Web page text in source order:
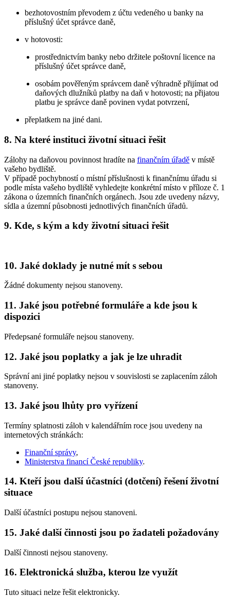
bezhotovostním převodem z účtu vedeného u banky na
příslušný účet správce daně,
v hotovosti:
prostřednictvím banky nebo držitele poštovní licence na
příslušný účet správce daně,
osobám pověřeným správcem daně výhradně přijímat od
daňových dlužníků platby na daň v hotovosti; na přijatou
platbu je správce daně povinen vydat potvrzení,
přeplatkem na jiné dani.
8. Na které instituci životní situaci řešit
Zálohy na daňovou povinnost hradíte na finančním úřadě v místě
vašeho bydliště.
V případě pochybností o místní příslušnosti k finančnímu úřadu si
podle místa vašeho bydliště vyhledejte konkrétní místo v příloze č. 1
zákona o územních finančních orgánech. Jsou zde uvedeny názvy,
sídla a územní působnosti jednotlivých finančních úřadů.
9. Kde, s kým a kdy životní situaci řešit
10. Jaké doklady je nutné mít s sebou
Žádné dokumenty nejsou stanoveny.
11. Jaké jsou potřebné formuláře a kde jsou k
dispozici
Předepsané formuláře nejsou stanoveny.
12. Jaké jsou poplatky a jak je lze uhradit
Správní ani jiné poplatky nejsou v souvislosti se zaplacením záloh
stanoveny.
13. Jaké jsou lhůty pro vyřízení
Termíny splatnosti záloh v kalendářním roce jsou uvedeny na
internetových stránkách:
Finanční správy,
Ministerstva financí České republiky.
14. Kteří jsou další účastníci (dotčení) řešení životní
situace
Další účastníci postupu nejsou stanoveni.
15. Jaké další činnosti jsou po žadateli požadovány
Další činnosti nejsou stanoveny.
16. Elektronická služba, kterou lze využít
Tuto situaci nelze řešit elektronicky.